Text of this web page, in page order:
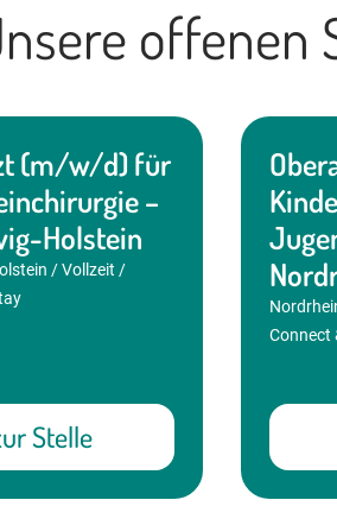
offenen
(m/w/d) für
–
Holstein
/ Vollzeit /
Stelle
Connect